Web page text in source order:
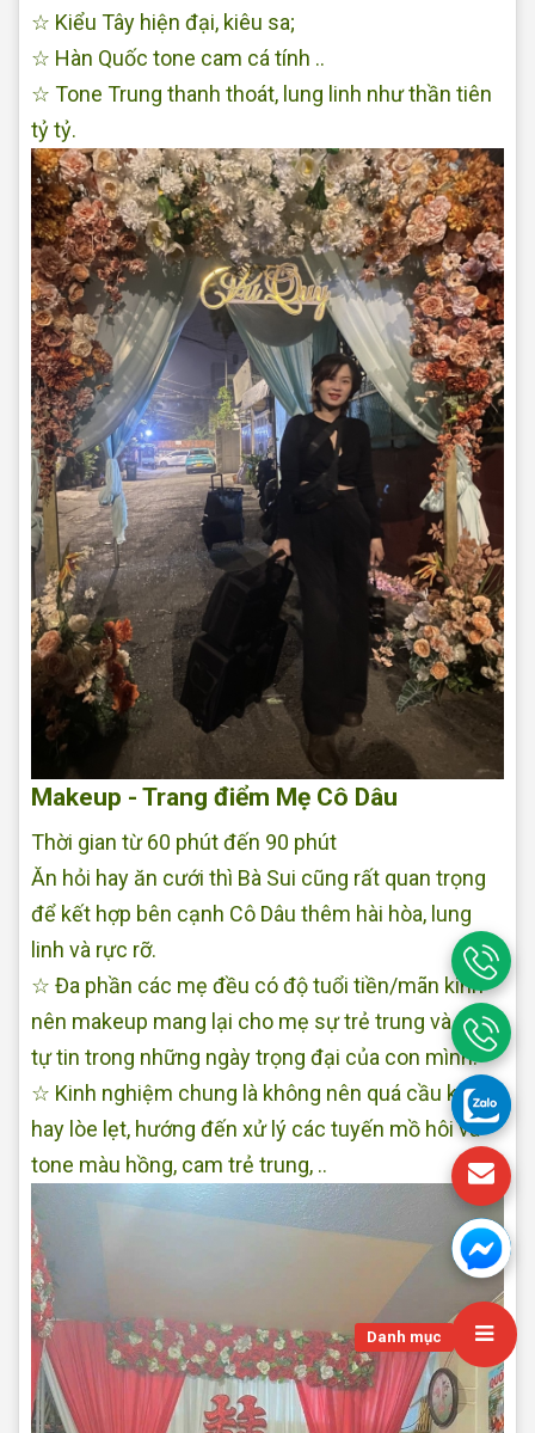
☆ Kiểu Tây hiện đại, kiêu sa;
☆ Hàn Quốc tone cam cá tính ..
☆ Tone Trung thanh thoát, lung linh như thần tiên
tỷ tỷ.
Makeup - Trang điểm Mẹ Cô Dâu
Thời gian từ 60 phút đến 90 phút
Ăn hỏi hay ăn cưới thì Bà Sui cũng rất quan trọng
để kết hợp bên cạnh Cô Dâu thêm hài hòa, lung
linh và rực rỡ.
☆ Đa phần các mẹ đều có độ tuổi tiền/mãn kinh
nên makeup mang lại cho mẹ sự trẻ trung và rất
tự tin trong những ngày trọng đại của con mình.
☆ Kinh nghiệm chung là không nên quá cầu kỳ
hay lòe lẹt, hướng đến xử lý các tuyến mồ hôi và
tone màu hồng, cam trẻ trung, ..
Danh mục